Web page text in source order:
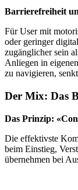
Barrierefreiheit
Für User mit
oder geringer
zugänglicher sein
Anliegen in
zu navigieren,
Der Mix: Das
Das Prinzip:
Die effektivste
beim Einstieg,
übernehmen bei